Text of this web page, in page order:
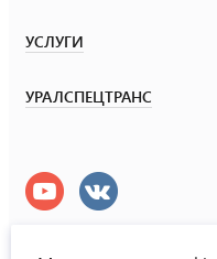
УСЛУГИ
УРАЛСПЕЦТРАНС